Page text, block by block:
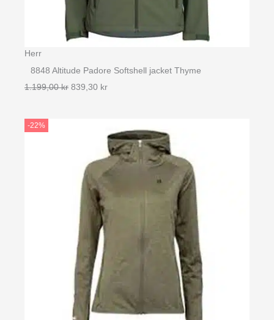
Herr
8848 Altitude Padore Softshell jacket Thyme
1.199,00kr Det
1.199,00 kr.
839,30 krDet
839,30 kr.
-22%